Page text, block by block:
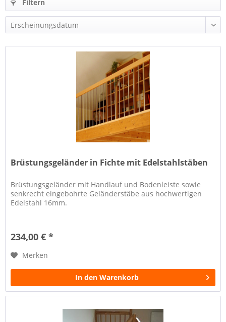
Filtern
Brüstungsgeländer in Fichte mit Edelstahlstäben
Brüstungsgeländer mit Handlauf und Bodenleiste sowie
senkrecht eingebohrte Geländerstäbe aus hochwertigen
Edelstahl 16mm.
234,00 € *
Merken
In den Warenkorb